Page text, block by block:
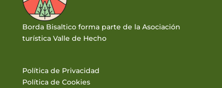
Borda Bisaltico forma parte de la Asociación
turística Valle de Hecho
Política de Privacidad
Política de Cookies